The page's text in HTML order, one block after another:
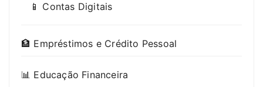
📱 Contas Digitais
🏦 Empréstimos e Crédito Pessoal
📊 Educação Financeira